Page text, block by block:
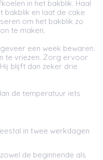
in het bakblik. Haal
bakblik en laat de cake
om het bakblik zo
te maken.
een week bewaren.
te vriezen. Zorg ervoor
blijft dan zeker drie
de temperatuur iets
in twee werkdagen
de beginnende als